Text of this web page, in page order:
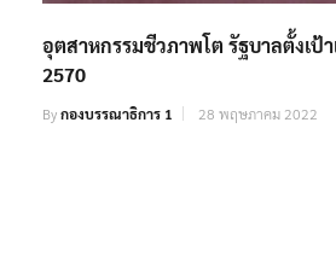
อุตสาหกรรมชีวภาพโต รัฐบาลตั้งเป้
2570
Byกองบรรณาธิการ 1 28 พฤษภาคม 2022